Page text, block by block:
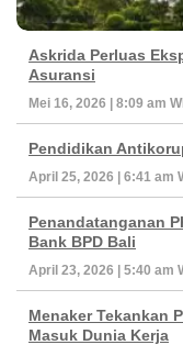
Askrida Perluas
Asuransi
Mei 16, 2026 | 8:09 am
Pendidikan
April 25, 2026 | 6:41 am
Penandatanganan
Bank BPD Bali
April 23, 2026 | 5:40 am
Menaker Tekankan
Masuk Dunia Kerja